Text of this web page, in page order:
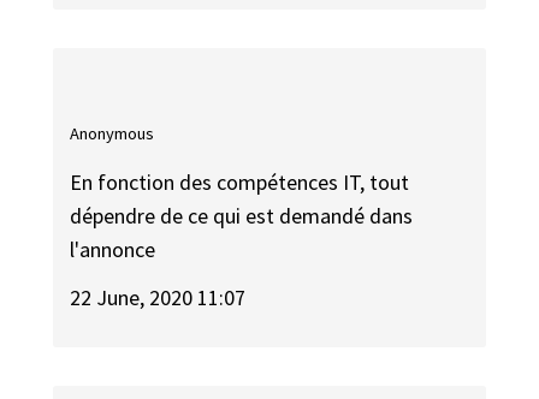
Anonymous
En fonction des compétences IT, tout
dépendre de ce qui est demandé dans
l'annonce
22 June, 2020 11:07